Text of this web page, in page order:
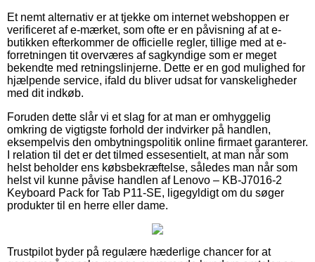
Et nemt alternativ er at tjekke om internet webshoppen er
verificeret af e-mærket, som ofte er en påvisning af at e-
butikken efterkommer de officielle regler, tillige med at e-
forretningen tit overværes af sagkyndige som er meget
bekendte med retningslinjerne. Dette er en god mulighed for
hjælpende service, ifald du bliver udsat for vanskeligheder
med dit indkøb.
Foruden dette slår vi et slag for at man er omhyggelig
omkring de vigtigste forhold der indvirker på handlen,
eksempelvis den ombytningspolitik online firmaet garanterer.
I relation til det er det tilmed essesentielt, at man når som
helst beholder ens købsbekræftelse, således man når som
helst vil kunne påvise handlen af Lenovo – KB-J7016-2
Keyboard Pack for Tab P11-SE, ligegyldigt om du søger
produkter til en herre eller dame.
Trustpilot byder på regulære hæderlige chancer for at